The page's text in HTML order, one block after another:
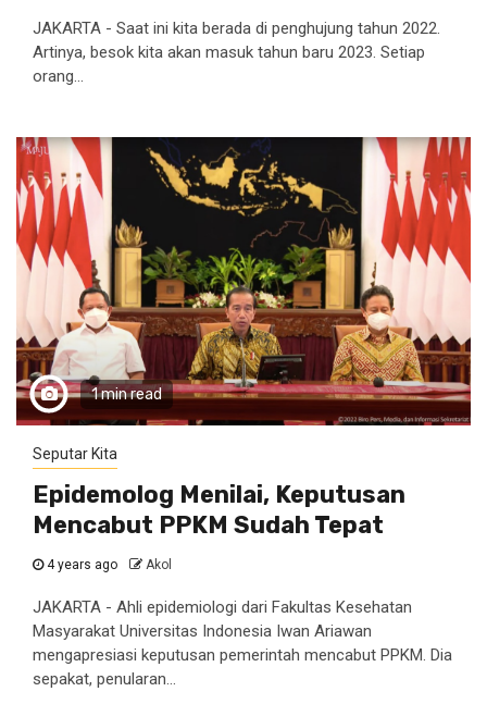
JAKARTA - Saat ini kita berada di penghujung tahun 2022.
Artinya, besok kita akan masuk tahun baru 2023. Setiap
orang...
1 min read
Seputar Kita
Epidemolog Menilai, Keputusan
Mencabut PPKM Sudah Tepat
4 years ago Akol
JAKARTA - Ahli epidemiologi dari Fakultas Kesehatan
Masyarakat Universitas Indonesia Iwan Ariawan
mengapresiasi keputusan pemerintah mencabut PPKM. Dia
sepakat, penularan...